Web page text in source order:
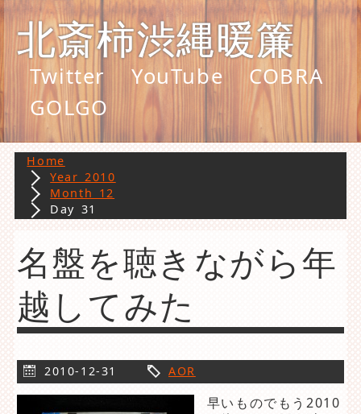
北斎柿渋縄暖簾
Twitter YouTube
COBRA
GOLGO
Home
Year 2010
Month 12
Day 31
名盤を聴きながら年
越してみた
2010-12-31 AOR
早いものでもう2010